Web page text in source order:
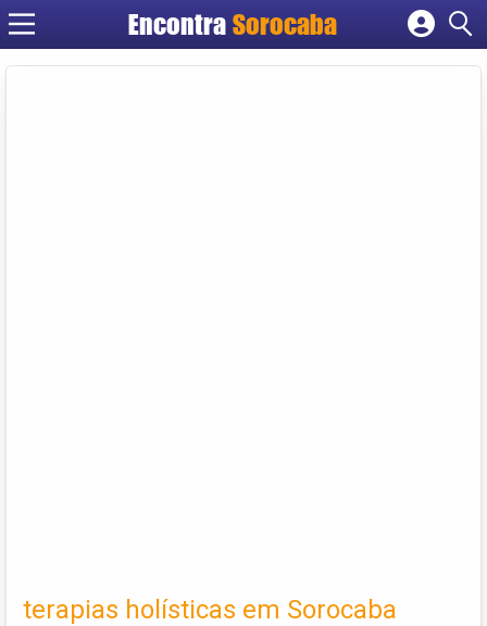
EncontraSorocaba
Cadastrar empresa
terapias holísticas em Sorocaba